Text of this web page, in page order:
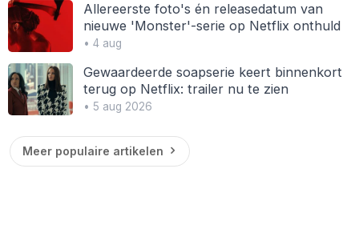
Allereerste foto's én releasedatum van
nieuwe 'Monster'-serie op Netflix onthuld
• 4 aug
Gewaardeerde soapserie keert binnenkort
terug op Netflix: trailer nu te zien
• 5 aug 2026
Meer populaire artikelen